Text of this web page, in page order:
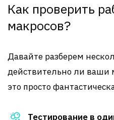
Как проверить
макросов?
Давайте разберем
действительно ли ваши
это просто
Тестирование в